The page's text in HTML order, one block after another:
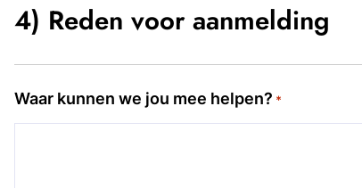
4) Reden voor aanmelding
Waar kunnen we jou mee helpen? *